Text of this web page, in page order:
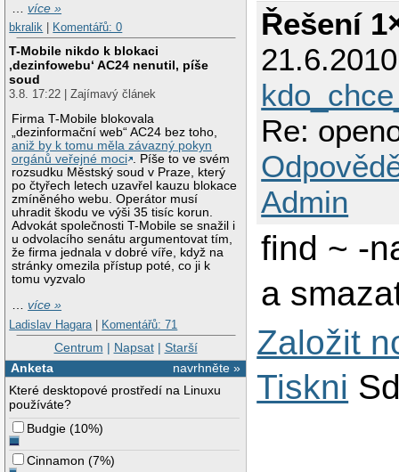
…více »
bkralik
Komentářů: 0
T-Mobile nikdo k blokaci
‚dezinfowebu‘ AC24 nenutil, píše
soud
3.8. 17:22 | Zajímavý článek
Firma T-Mobile blokovala
„dezinformační web“ AC24 bez toho,
aniž by k tomu měla závazný pokyn
orgánů veřejné moci . Píše to ve svém
rozsudku Městský soud v Praze, který
po čtyřech letech uzavřel kauzu blokace
zmíněného webu. Operátor musí
uhradit škodu ve výši 35 tisíc korun.
Advokát společnosti T-Mobile se snažil i
u odvolacího senátu argumentovat tím,
že firma jednala v dobré víře, když na
stránky omezila přístup poté, co ji k
tomu vyzvalo
…více »
Ladislav Hagara | Komentářů: 71
Centrum | Napsat| Starší
navrhněte »
Anketa
Které desktopové prostředí na Linuxu
používáte?
Budgie (10%)
Cinnamon (7%)
Řešení
Re:
Admin
find ~ -
a
Založit
Tiskni